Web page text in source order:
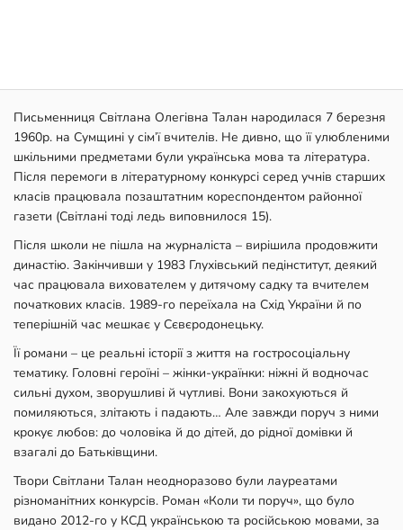
Письменниця Світлана Олегівна Талан народилася 7 березня
1960р. на Сумщині у сім’ї вчителів. Не дивно, що її улюбленими
шкільними предметами були українська мова та література.
Після перемоги в літературному конкурсі серед учнів старших
класів працювала позаштатним кореспондентом районної
газети (Світлані тоді ледь виповнилося 15).
Після школи не пішла на журналіста – вирішила продовжити
династію. Закінчивши у 1983 Глухівський педінститут, деякий
час працювала вихователем у дитячому садку та вчителем
початкових класів. 1989-го переїхала на Схід України й по
теперішній час мешкає у Сєвєродонецьку.
Її романи – це реальні історії з життя на гостросоціальну
тематику. Головні героїні – жінки-українки: ніжні й водночас
сильні духом, зворушливі й чутливі. Вони закохуються й
помиляються, злітають і падають… Але завжди поруч з ними
крокує любов: до чоловіка й до дітей, до рідної домівки й
взагалі до Батьківщини.
Твори Світлани Талан неодноразово були лауреатами
різноманітних конкурсів. Роман «Коли ти поруч», що було
видано 2012-го у КСД українською та російською мовами, за